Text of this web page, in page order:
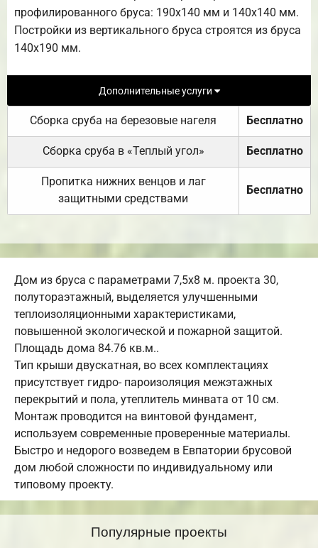
профилированного бруса: 190х140 мм и 140х140 мм.
Постройки из вертикального бруса строятся из бруса
140х190 мм.
Дополнительные услуги
Сборка сруба на березовые нагеля Бесплатно
Сборка сруба в «Теплый угол» Бесплатно
Пропитка нижних венцов и лаг
защитными средствами
Бесплатно
Дом из бруса с параметрами 7,5х8 м. проекта 30,
полутораэтажный, выделяется улучшенными
теплоизоляционными характеристиками,
повышенной экологической и пожарной защитой.
Площадь дома 84.76 кв.м..
Тип крыши двускатная, во всех комплектациях
присутствует гидро- пароизоляция межэтажных
перекрытий и пола, утеплитель минвата от 10 см.
Монтаж проводится на винтовой фундамент,
используем современные проверенные материалы.
Быстро и недорого возведем в Евпатории брусовой
дом любой сложности по индивидуальному или
типовому проекту.
Популярные проекты